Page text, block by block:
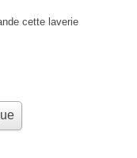
cette laverie